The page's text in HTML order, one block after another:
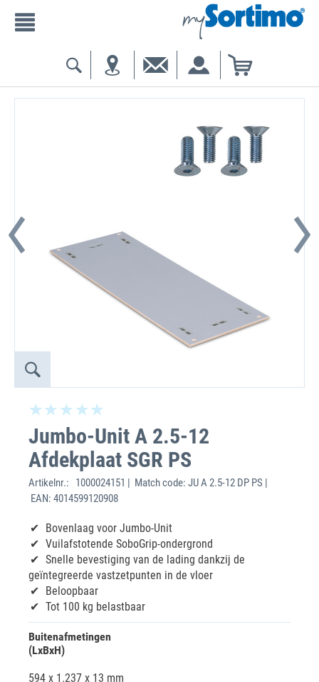
Jumbo-Unit A 2.5-12
Afdekplaat SGR PS
Artikelnr.:
1000024151 | Match code: JU A 2.5-12 DP PS |
EAN: 4014599120908
Bovenlaag voor Jumbo-Unit
Vuilafstotende SoboGrip-ondergrond
Snelle bevestiging van de lading dankzij de
geïntegreerde vastzetpunten in de vloer
Beloopbaar
Tot 100 kg belastbaar
Buitenafmetingen
(LxBxH)
594 x 1.237 x 13 mm